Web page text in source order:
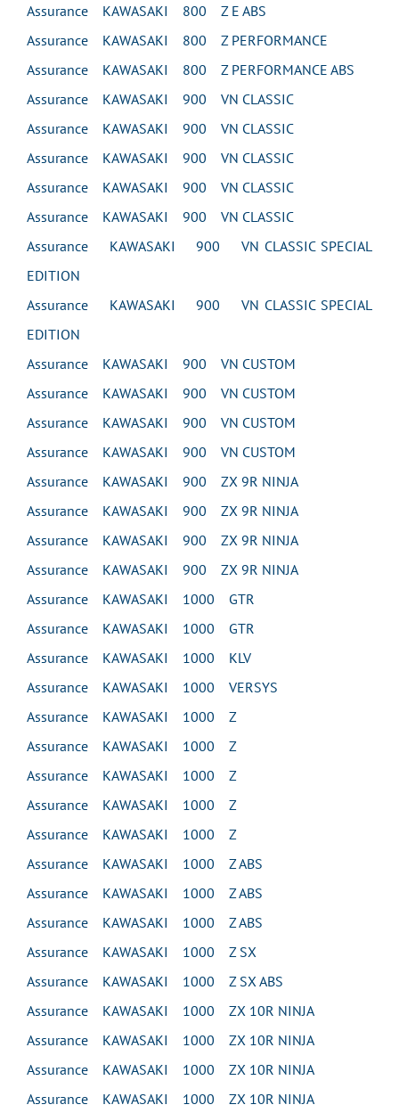
Assurance KAWASAKI 800 Z E ABS
Assurance KAWASAKI 800 Z PERFORMANCE
Assurance KAWASAKI 800 Z PERFORMANCE ABS
Assurance KAWASAKI 900 VN CLASSIC
Assurance KAWASAKI 900 VN CLASSIC
Assurance KAWASAKI 900 VN CLASSIC
Assurance KAWASAKI 900 VN CLASSIC
Assurance KAWASAKI 900 VN CLASSIC
Assurance KAWASAKI 900 VN CLASSIC SPECIAL
EDITION
Assurance KAWASAKI 900 VN CLASSIC SPECIAL
EDITION
Assurance KAWASAKI 900 VN CUSTOM
Assurance KAWASAKI 900 VN CUSTOM
Assurance KAWASAKI 900 VN CUSTOM
Assurance KAWASAKI 900 VN CUSTOM
Assurance KAWASAKI 900 ZX 9R NINJA
Assurance KAWASAKI 900 ZX 9R NINJA
Assurance KAWASAKI 900 ZX 9R NINJA
Assurance KAWASAKI 900 ZX 9R NINJA
Assurance KAWASAKI 1000 GTR
Assurance KAWASAKI 1000 GTR
Assurance KAWASAKI 1000 KLV
Assurance KAWASAKI 1000 VERSYS
Assurance KAWASAKI 1000 Z
Assurance KAWASAKI 1000 Z
Assurance KAWASAKI 1000 Z
Assurance KAWASAKI 1000 Z
Assurance KAWASAKI 1000 Z
Assurance KAWASAKI 1000 Z ABS
Assurance KAWASAKI 1000 Z ABS
Assurance KAWASAKI 1000 Z ABS
Assurance KAWASAKI 1000 Z SX
Assurance KAWASAKI 1000 Z SX ABS
Assurance KAWASAKI 1000 ZX 10R NINJA
Assurance KAWASAKI 1000 ZX 10R NINJA
Assurance KAWASAKI 1000 ZX 10R NINJA
Assurance KAWASAKI 1000 ZX 10R NINJA